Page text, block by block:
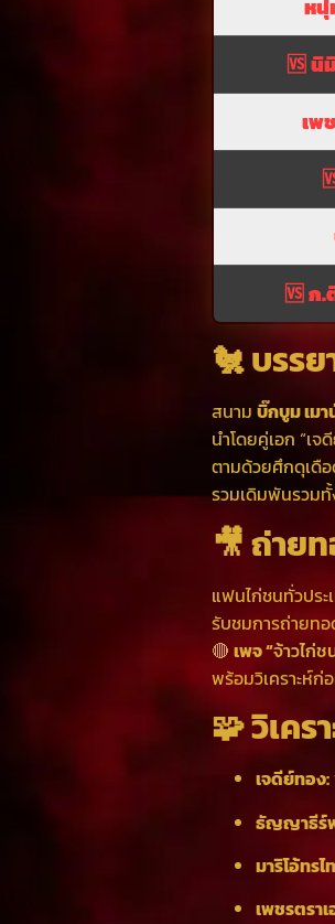
หนุ่
🆚นิ
เพ
🆚ก.
🐔 บรร
สนาม บิ๊กบูม เม
นำโดยคู่เอก “เ
ตามด้วยศึกดุเดือ
รวมเดิมพันรวม
🎥 ถ่าย
แฟนไก่ชนทั่วปร
รับชมการถ่ายท
🔴 เพจ “จ้าวไก่ช
พร้อมวิเคราะห์ก่
🧩 วิเค
เจดีย์ทอง:
ธัญญาธีร์
มาริโอ้ทรไ
เพชรตรา